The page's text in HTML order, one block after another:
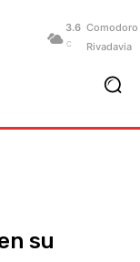
3.6
C
Comodoro
Rivadavia
su